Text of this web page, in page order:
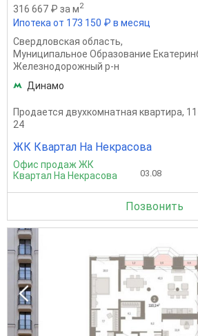
316 667 ₽ за м2
Ипотека от 173 150 ₽ в месяц
Свердловская область,
Муниципальное Образование
Железнодорожный р-н
Динамо
Продается двухкомнатная квартира,
24
ЖК Квартал На Некрасова
Офис продаж ЖК
Квартал На Некрасова
03.08
Позвонить